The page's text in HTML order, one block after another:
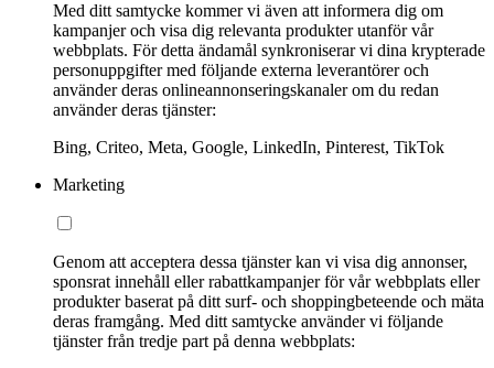
Med ditt samtycke kommer vi även att informera dig om
kampanjer och visa dig relevanta produkter utanför vår
webbplats. För detta ändamål synkroniserar vi dina krypterade
personuppgifter med följande externa leverantörer och
använder deras onlineannonseringskanaler om du redan
använder deras tjänster:
Bing, Criteo, Meta, Google, LinkedIn, Pinterest, TikTok
Marketing
Genom att acceptera dessa tjänster kan vi visa dig annonser,
sponsrat innehåll eller rabattkampanjer för vår webbplats eller
produkter baserat på ditt surf- och shoppingbeteende och mäta
deras framgång. Med ditt samtycke använder vi följande
tjänster från tredje part på denna webbplats: